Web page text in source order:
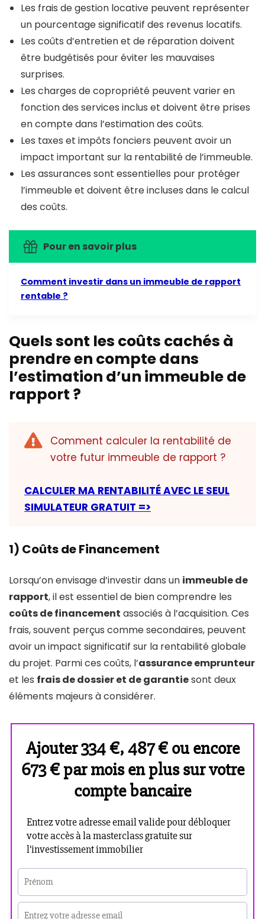
Les frais de gestion locative peuvent représenter
un pourcentage significatif des revenus locatifs.
Les coûts d’entretien et de réparation doivent
être budgétisés pour éviter les mauvaises
surprises.
Les charges de copropriété peuvent varier en
fonction des services inclus et doivent être prises
en compte dans l’estimation des coûts.
Les taxes et impôts fonciers peuvent avoir un
impact important sur la rentabilité de l’immeuble.
Les assurances sont essentielles pour protéger
l’immeuble et doivent être incluses dans le calcul
des coûts.
Pour en savoir plus
Comment investir dans un immeuble de rapport
rentable ?
Quels sont les coûts cachés à
prendre en compte dans
l’estimation d’un immeuble de
rapport ?
Comment calculer la rentabilité de
votre futur immeuble de rapport ?
CALCULER MA RENTABILITÉ AVEC LE SEUL
SIMULATEUR GRATUIT =>
1) Coûts de Financement
Lorsqu’on envisage d’investir dans un immeuble de
rapport, il est essentiel de bien comprendre les
coûts de financement associés à l’acquisition. Ces
frais, souvent perçus comme secondaires, peuvent
avoir un impact significatif sur la rentabilité globale
du projet. Parmi ces coûts, l’assurance emprunteur
et les frais de dossier et de garantiesont deux
éléments majeurs à considérer.